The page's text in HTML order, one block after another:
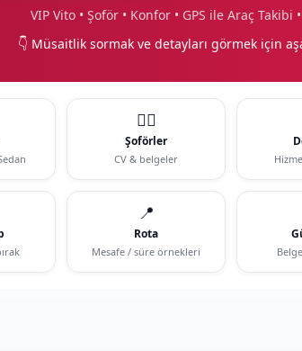
VIP Vito • Şoför • Konfor • GPS ile Araç Takibi
👇 Müsaitlik sormak ve detayları görmek için
🧑‍✈️
Şoförler
CV & belgeler
📍
Rota
Mesafe / süre örnekleri